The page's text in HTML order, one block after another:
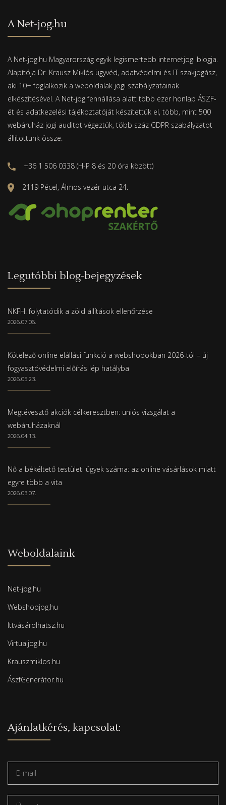
A Net-jog.hu
A Net-jog.hu Magyarország egyik legismertebb internetjogi blogja.
Alapítója Dr. Krausz Miklós ügyvéd, adatvédelmi és IT szakjogász,
aki 10+ foglalkozik a weboldalak jogi szabályzatainak
elkészítésével. A Net-jog fennállása alatt több ezer honlap ÁSZF-
ét és adatkezelési tájékoztatóját készítettük el, több, mint 500
webáruház jogi auditot végeztük, több száz GDPR szabályzatot
állítottunk össze.
+36 1 506 0338 (H-P 8 és 20 óra között)
2119 Pécel, Álmos vezér utca 24.
Legutóbbi blog-bejegyzések
NKFH: folytatódik a zöld állítások ellenőrzése
2026.07.06.
Kötelező online elállási funkció a webshopokban 2026-tól – új
fogyasztóvédelmi előírás lép hatályba
2026.05.23.
Megtévesztő akciók célkeresztben: uniós vizsgálat a
webáruházaknál
2026.04.13.
Nő a békéltető testületi ügyek száma: az online vásárlások miatt
egyre több a vita
2026.03.07.
Weboldalaink
Net-jog.hu
Webshopjog.hu
Ittvásárolhatsz.hu
Virtualjog.hu
Krauszmiklos.hu
ÁszfGenerátor.hu
Ajánlatkérés, kapcsolat: